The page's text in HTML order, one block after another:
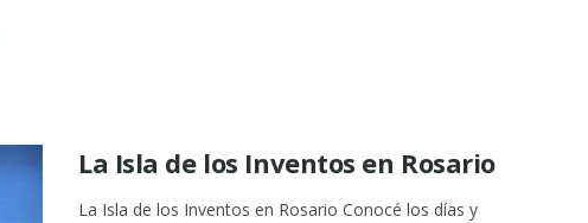
La Isla de los Inventos en Rosario
La Isla de los Inventos en Rosario Conocé los días y